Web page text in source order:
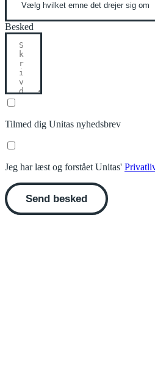
Besked
Tilmed dig Unitas nyhedsbrev
Jeg har læst og forstået Unitas'
Send besked